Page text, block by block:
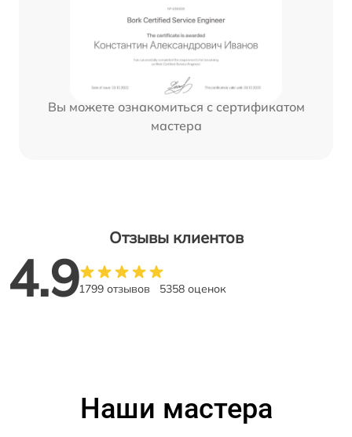
Вы можете ознакомиться с сертификатом
мастера
Отзывы клиентов
4.91799 отзывов 5358 оценок
Наши мастера